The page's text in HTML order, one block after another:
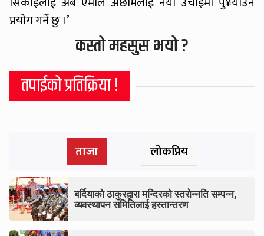
प्रयोग गर्ने छु ।’
कस्तो महसुस भयो ?
तपाईको प्रतिक्रिया !
ताजा लोकप्रिय
बर्दियाको ठाकुरद्वारा मन्दिरको स्तरोन्नति सम्पन्न,
व्यवस्थापन समितिलाई हस्तान्तरण